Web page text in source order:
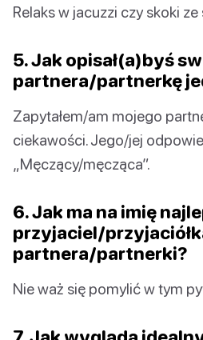
Relaks w jacuzzi czy skoki ze
5. Jak opisał(a)byś
partnera/partnerkę
Zapytałem/am mojego
ciekawości. Jego/jej
„Męczący/męcząca”.
6. Jak ma na imię
przyjaciel/
partnera/partnerki?
Nie waż się pomylić w tym